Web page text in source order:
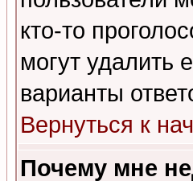
кто-то
могут удалить
варианты
Вернуться к
Почему мне